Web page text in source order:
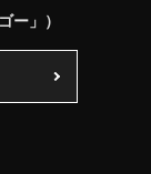
ー」）